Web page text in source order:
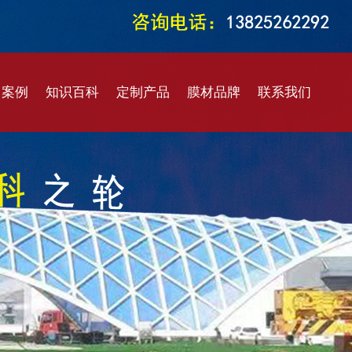
例
构看台
构景观
构煤棚
膜结构
加盖膜
膜结构
知识百科
膜结构知识
膜结构设计
膜结构加工
膜结构施工
膜结构维修
膜结构价格
ETFE材质
定制产品
马戏大棚
仓储篷房
建筑幕墙
定制阳伞
智能开启
雷达罩棚
膜材品牌
进口膜材
国产膜材
ETFE膜材
PTFE膜材
PVDF膜材
二氧化钛膜材
环保密闭膜材
联系我们